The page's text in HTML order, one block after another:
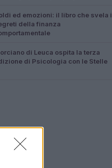
ed emozioni: il libro che svela i
della finanza
di Leuca ospita la terza
di Psicologia con le Stelle